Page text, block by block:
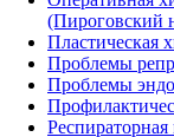
(Пироговский
Пластическая
Проблемы
Проблемы